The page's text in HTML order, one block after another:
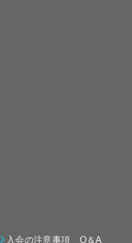
入会の注意事項 Q＆A